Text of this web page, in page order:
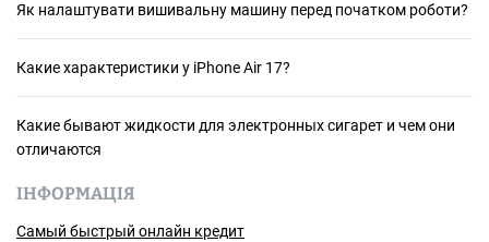
Як налаштувати вишивальну машину перед початком роботи?
Какие характеристики у iPhone Air 17?
Какие бывают жидкости для электронных сигарет и чем они
отличаются
ІНФОРМАЦІЯ
Самый быстрый онлайн кредит